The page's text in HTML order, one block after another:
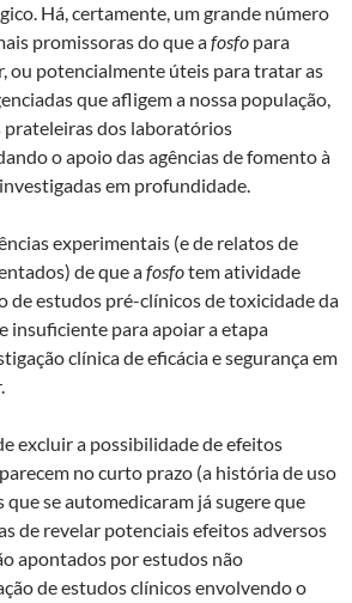
Há, certamente, um grande número
promissoras do que afosfo para
ou potencialmente úteis para tratar as
que afligem a nossa população,
prateleiras dos laboratórios
o apoio das agências de fomento à
em profundidade.
experimentais (e de relatos de
de que afosfotem atividade
de estudos pré-clínicos de toxicidade da
insuficiente para apoiar a etapa
clínica de eficácia e segurança em
excluir a possibilidade de efeitos
no curto prazo (a história de uso
que se automedicaram já sugere que
de revelar potenciais efeitos adversos
apontados por estudos não
de estudos clínicos envolvendo o